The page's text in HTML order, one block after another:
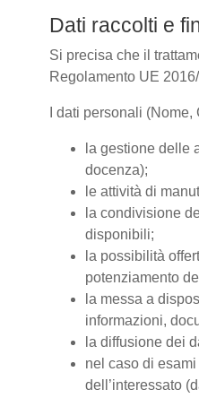
Dati raccolti e
Si precisa che il
Regolamento UE
I dati personali
la gestione delle
docenza);
le attività di
la condivisione
disponibili;
la possibilità
potenziamento
la messa a
informazioni,
la diffusione dei
nel caso di
dell’interessato